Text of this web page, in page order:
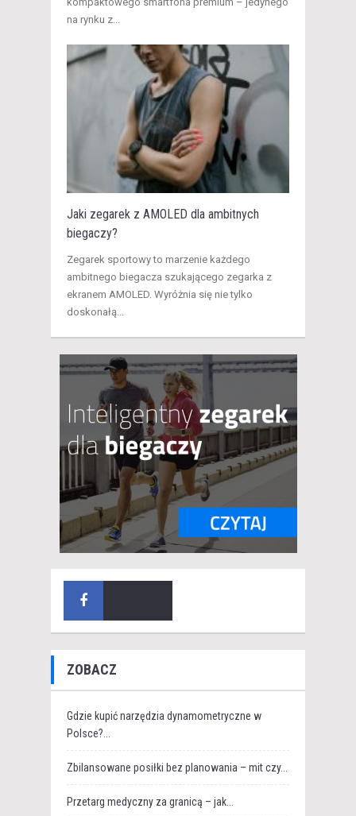
na rynku z...
Jaki zegarek z AMOLED dla ambitnych
biegaczy?
​Zegarek sportowy to marzenie każdego
ambitnego biegacza szukającego zegarka z
ekranem AMOLED. Wyróżnia się nie tylko
doskonałą...
ZOBACZ
Gdzie kupić narzędzia dynamometryczne w
Polsce?...
Zbilansowane posiłki bez planowania – mit czy...
Przetarg medyczny za granicą – jak...